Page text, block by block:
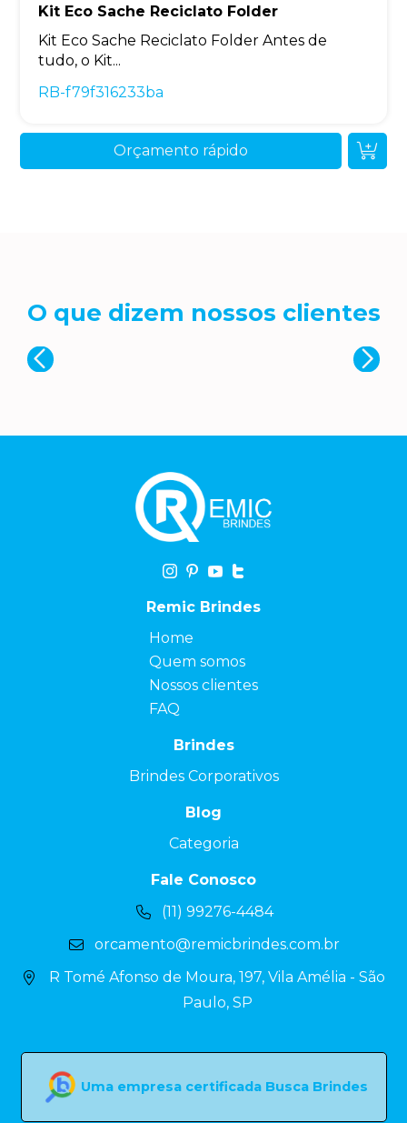
Kit Eco Sache Reciclato Folder
Kit Eco Sache Reciclato Folder Antes de
tudo, o Kit...
RB-f79f316233ba
Orçamento rápido
O que dizem nossos clientes
Remic Brindes
Home
Quem somos
Nossos clientes
FAQ
Brindes
Brindes Corporativos
Blog
Categoria
Fale Conosco
(11) 99276-4484
orcamento@remicbrindes.com.br
R Tomé Afonso de Moura, 197, Vila Amélia - São
Paulo, SP
Uma empresa certificada Busca Brindes